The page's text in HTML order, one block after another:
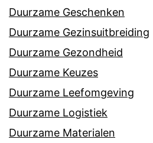
Duurzame Geschenken
Duurzame Gezinsuitbreiding
Duurzame Gezondheid
Duurzame Keuzes
Duurzame Leefomgeving
Duurzame Logistiek
Duurzame Materialen